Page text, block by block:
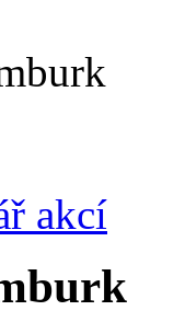
akcí